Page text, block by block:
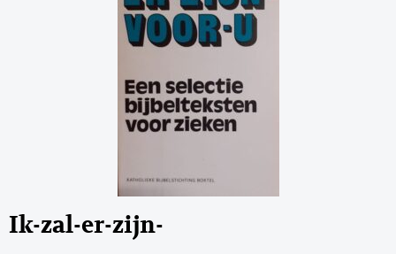
Ik-zal-er-zijn-